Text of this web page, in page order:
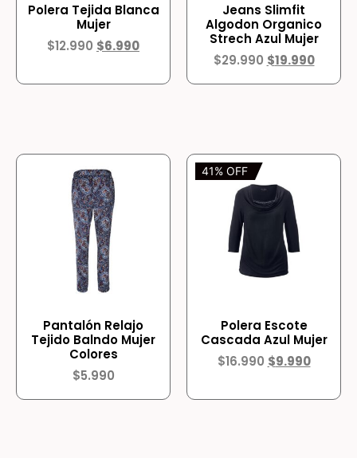
Polera Tejida Blanca
Mujer
$12.990 $6.990
Jeans Slimfit
Algodon Organico
Strech Azul Mujer
$29.990 $19.990
Pantalón Relajo
Tejido Balndo Mujer
Colores
$5.990
41% OFF
Polera Escote
Cascada Azul Mujer
$16.990 $9.990